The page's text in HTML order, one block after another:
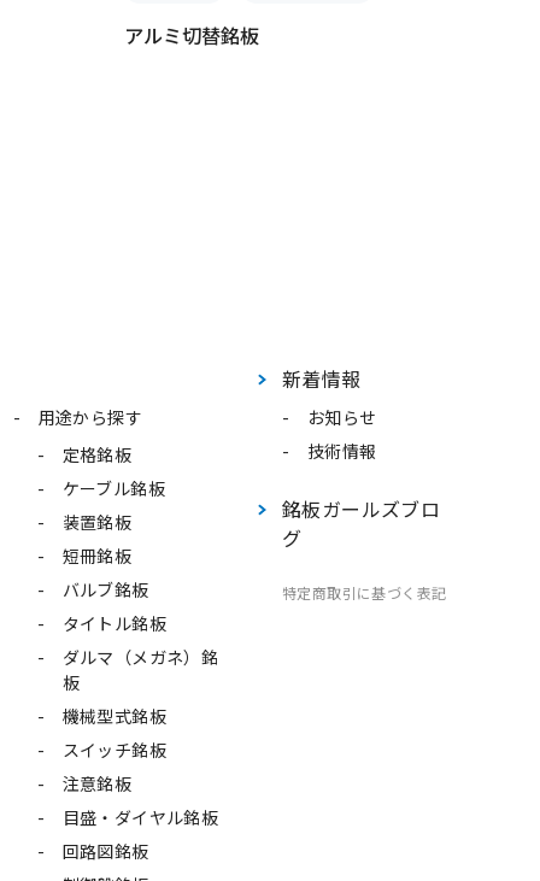
アルミ切替銘板
用途から探す
定格銘板
ケーブル銘板
装置銘板
短冊銘板
バルブ銘板
タイトル銘板
ダルマ（メガネ）銘
板
機械型式銘板
スイッチ銘板
注意銘板
目盛・ダイヤル銘板
回路図銘板
新着情報
お知らせ
技術情報
銘板ガールズブロ
グ
特定商取引に基づく表記